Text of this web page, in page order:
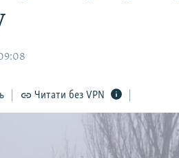
Читати без VPN